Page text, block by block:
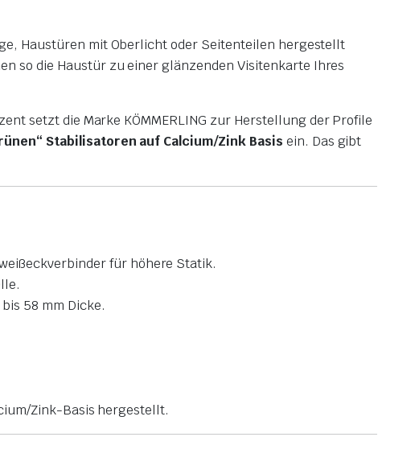
Haustüren mit Oberlicht oder Seitenteilen hergestellt
so die Haustür zu einer glänzenden Visitenkarte Ihres
setzt die Marke KÖMMERLING zur Herstellung der Profile
Stabilisatoren auf Calcium/Zink Basis ein. Das gibt
für höhere Statik.
58 mm Dicke.
Zink-Basis hergestellt.